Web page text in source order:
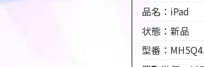
品名：iPad
状態：新品
型番：